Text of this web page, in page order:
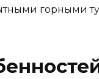
горными